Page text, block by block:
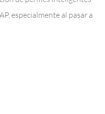
especialmente al pasar a